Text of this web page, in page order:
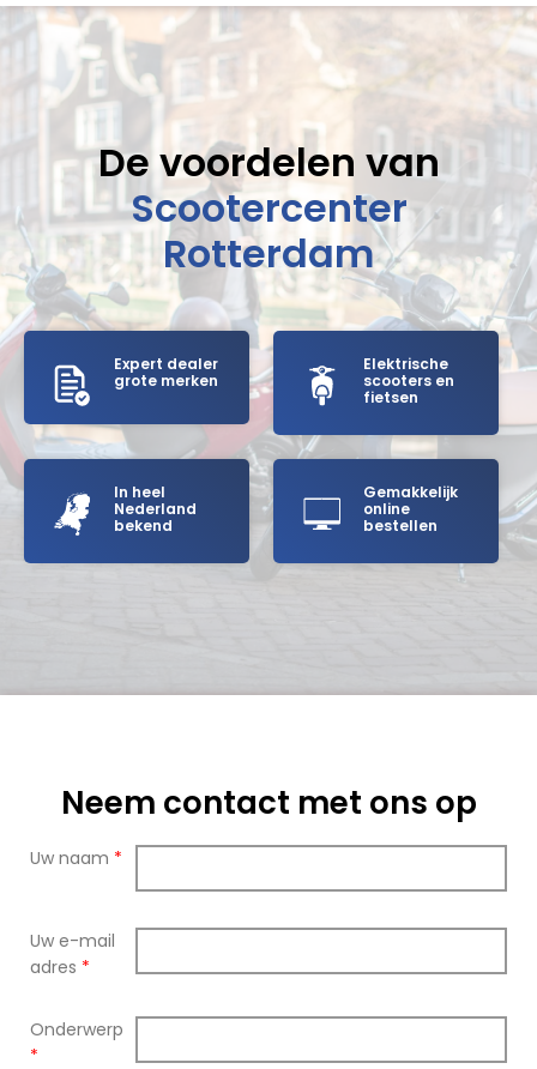
De voordelen van
Scootercenter
Rotterdam
Expert dealer
grote merken
Elektrische
scooters en
fietsen
In heel
Nederland
bekend
Gemakkelijk
online
bestellen
Neem contact met ons op
Uw naam *
Uw e-mail
adres *
Onderwerp
*